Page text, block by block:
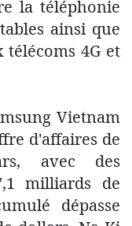
la téléphonie
ainsi que
télécoms 4G et
Vietnam
d'affaires de
avec des
milliards de
dépasse